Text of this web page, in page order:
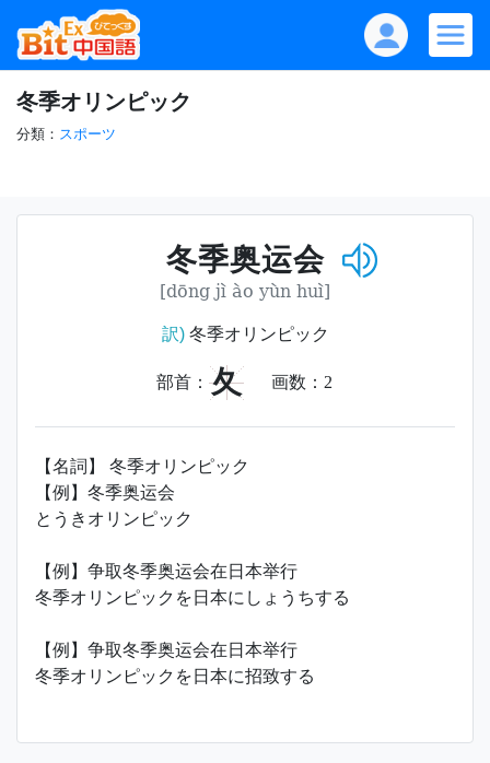
冬季オリンピック
分類： スポーツ
冬季奥运会
[dōng jì ào yùn huì]
訳)冬季オリンピック
部首： 夂 画数： 2
【名詞】 冬季オリンピック
【例】冬季奥运会
とうきオリンピック
【例】争取冬季奥运会在日本举行
冬季オリンピックを日本にしょうちする
【例】争取冬季奥运会在日本举行
冬季オリンピックを日本に招致する